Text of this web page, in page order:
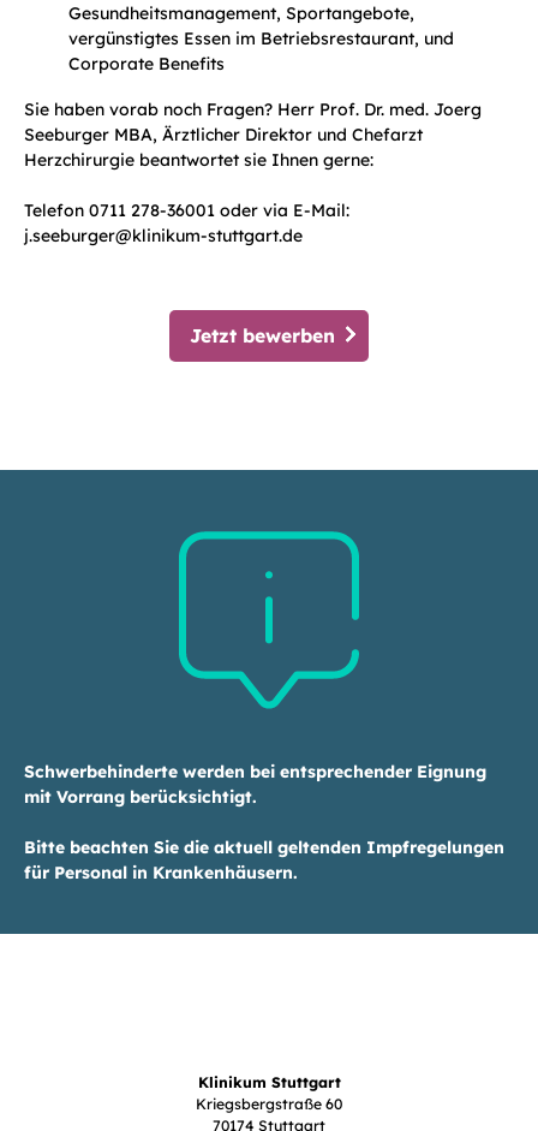
Gesundheitsmanagement, Sportangebote,
vergünstigtes Essen im Betriebsrestaurant, und
Corporate Benefits
Sie haben vorab noch Fragen? Herr Prof. Dr. med. Joerg
Seeburger MBA, Ärztlicher Direktor und Chefarzt
Herzchirurgie beantwortet sie Ihnen gerne:
Telefon 0711 278-36001 oder via E-Mail:
j.seeburger@klinikum-stuttgart.de
Jetzt bewerben
Schwerbehinderte werden bei entsprechender Eignung
mit Vorrang berücksichtigt.
Bitte beachten Sie die aktuell geltenden Impfregelungen
für Personal in Krankenhäusern.
Klinikum Stuttgart
Kriegsbergstraße 60
70174 Stuttgart